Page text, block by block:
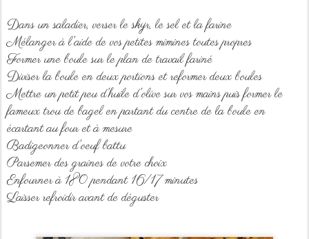
Dans un saladier, verser le skyr, le sel et la farine
Mélanger à l'aide de vos petites mimines toutes propres
Former une boule sur le plan de travail fariné
Diviser la boule en deux portions et reformer deux boules
Mettre un petit peu d'huile d'olive sur vos mains puis former le
fameux trou de bagel en partant du centre de la boule en
écartant au four et à mesure
Badigeonner d'oeuf battu
Parsemer des graines de votre choix
Enfourner à 180 pendant 16/17 minutes
Laisser refroidir avant de déguster